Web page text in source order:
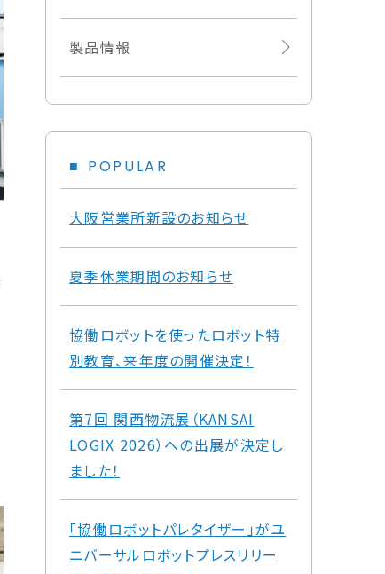
製品情報
POPULAR
大阪営業所新設のお知らせ
夏季休業期間のお知らせ
協働ロボットを使ったロボット特
別教育、来年度の開催決定！
第7回 関西物流展（KANSAI
LOGIX 2026）への出展が決定し
ました！
「協働ロボットパレタイザー」がユ
ニバーサルロボットプレスリリー